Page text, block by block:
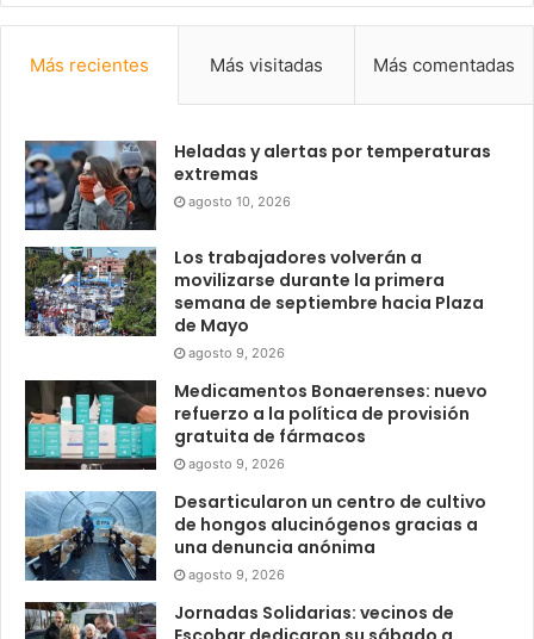
Más recientes Más visitadas Más comentadas
Heladas y alertas por temperaturas
extremas
agosto 10, 2026
Los trabajadores volverán a
movilizarse durante la primera
semana de septiembre hacia Plaza
de Mayo
agosto 9, 2026
Medicamentos Bonaerenses: nuevo
refuerzo a la política de provisión
gratuita de fármacos
agosto 9, 2026
Desarticularon un centro de cultivo
de hongos alucinógenos gracias a
una denuncia anónima
agosto 9, 2026
Jornadas Solidarias: vecinos de